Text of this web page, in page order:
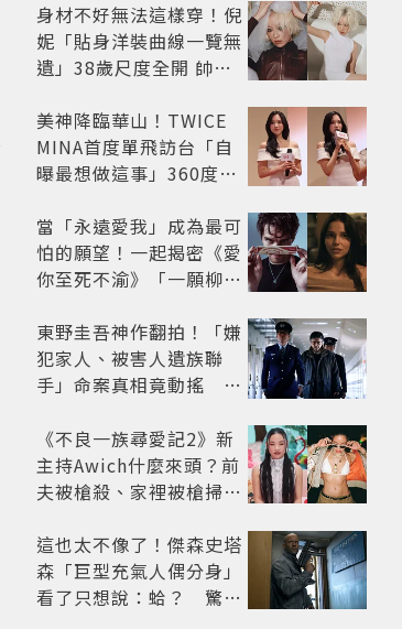
身材不好無法這樣穿！倪
妮「貼身洋裝曲線一覽無
遺」38歲尺度全開 帥氣
美神降臨華山！TWICE
MINA首度單飛訪台「自
曝最想做這事」360度0
開
當「永遠愛我」成為最可
怕的願望！一起揭密《愛
你至死不渝》「一願柳」
路
東野圭吾神作翻拍！「嫌
犯家人、被害人遺族聯
手」命案真相竟動搖
框架展開
《不良一族尋愛記2》新
主持Awich什麼來頭？前
夫被槍殺、家裡被槍掃射
馬！
這也太不像了！傑森史塔
森「巨型充氣人偶分身」
看了只想說：蛤？ 驚喜